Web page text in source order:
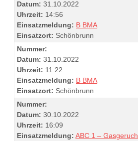
Datum: 31.10.2022
Uhrzeit: 14:56
Einsatzmeldung: B BMA
Einsatzort: Schönbrunn
Nummer:
Datum: 31.10.2022
Uhrzeit: 11:22
Einsatzmeldung: B BMA
Einsatzort: Schönbrunn
Nummer:
Datum: 30.10.2022
Uhrzeit: 16:09
Einsatzmeldung: ABC 1 – Gasgeruch